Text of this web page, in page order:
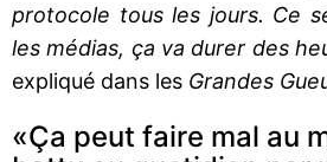
protocole tous les jours. Ce
les médias, ça va durer des
expliqué dans les Grandes
«Ça peut faire mal au